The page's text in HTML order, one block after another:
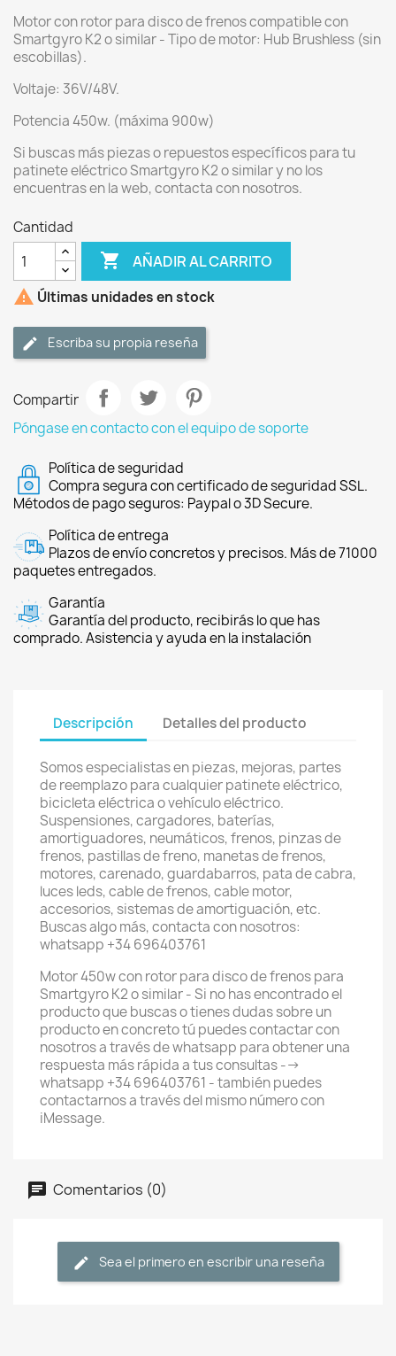
Motor con rotor para disco de frenos compatible con
Smartgyro K2 o similar - Tipo de motor: Hub Brushless (sin
escobillas).
Voltaje: 36V/48V.
Potencia 450w. (máxima 900w)
Si buscas más piezas o repuestos específicos para tu
patinete eléctrico Smartgyro K2 o similar y no los
encuentras en la web, contacta con nosotros.
Cantidad
 AÑADIR AL CARRITO
 Últimas unidades en stock
Escriba su propia reseña
Compartir
Póngase en contacto con el equipo de soporte
Política de seguridad
Compra segura con certificado de seguridad SSL.
Métodos de pago seguros: Paypal o 3D Secure.
Política de entrega
Plazos de envío concretos y precisos. Más de 71000
paquetes entregados.
Garantía
Garantía del producto, recibirás lo que has
comprado. Asistencia y ayuda en la instalación
Descripción Detalles del producto
Somos especialistas en piezas, mejoras, partes
de reemplazo para cualquier patinete eléctrico,
bicicleta eléctrica o vehículo eléctrico.
Suspensiones, cargadores, baterías,
amortiguadores, neumáticos, frenos, pinzas de
frenos, pastillas de freno, manetas de frenos,
motores, carenado, guardabarros, pata de cabra,
luces leds, cable de frenos, cable motor,
accesorios, sistemas de amortiguación, etc.
Buscas algo más, contacta con nosotros:
whatsapp +34 696403761
Motor 450w con rotor para disco de frenos para
Smartgyro K2 o similar - Si no has encontrado el
producto que buscas o tienes dudas sobre un
producto en concreto tú puedes contactar con
nosotros a través de whatsapp para obtener una
respuesta más rápida a tus consultas -->
whatsapp +34 696403761 - también puedes
contactarnos a través del mismo número con
iMessage.
Comentarios (0)
Sea el primero en escribir una reseña